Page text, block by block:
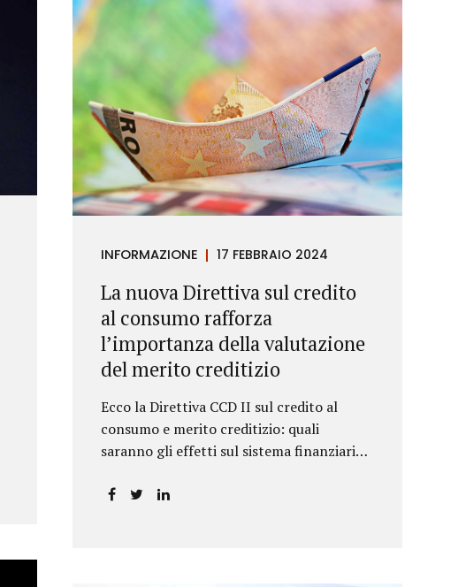
INFORMAZIONE 17 FEBBRAIO 2024
La nuova Direttiva sul credito
al consumo rafforza
l’importanza della valutazione
del merito creditizio
Ecco la Direttiva CCD II sul credito al
consumo e merito creditizio: quali
saranno gli effetti sul sistema finanziario e